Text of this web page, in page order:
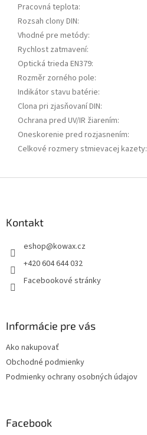
Pracovná teplota:
Rozsah clony DIN:
Vhodné pre metódy:
Rychlost zatmavení:
Optická trieda EN379:
Rozměr zorného pole:
Indikátor stavu batérie:
Clona pri zjasňovaní DIN:
Ochrana pred UV/IR žiarením:
Oneskorenie pred rozjasnením:
Celkové rozmery stmievacej kazety:
Kontakt
eshop@kowax.cz
+420 604 644 032
Facebookové stránky
Informácie pre vás
Ako nakupovať
Obchodné podmienky
Podmienky ochrany osobných údajov
Facebook